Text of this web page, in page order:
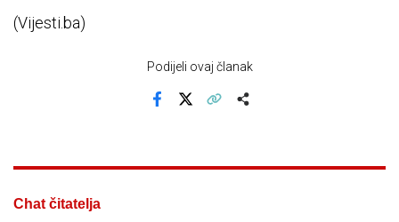
(Vijesti.ba)
Podijeli ovaj članak
Chat čitatelja